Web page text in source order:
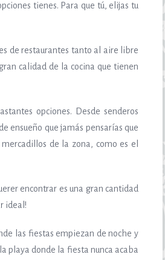
tienes. Para que tú, elijas tu
de restaurantes tanto al aire libre
calidad de la cocina que tienen
opciones. Desde senderos
ensueño que jamás pensarías que
de la zona, como es el
encontrar es una gran cantidad
ideal!
las fiestas empiezan de noche y
playa donde la fiesta nunca acaba